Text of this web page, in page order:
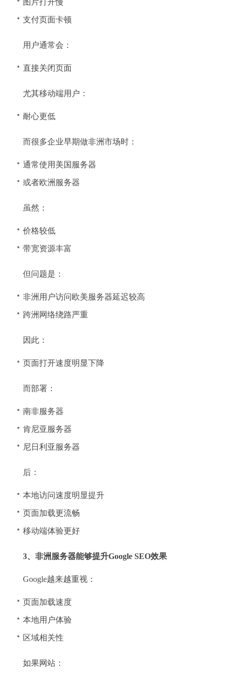
支付页面卡顿
用户通常会：
直接关闭页面
尤其移动端用户：
耐心更低
而很多企业早期做非洲市场时：
通常使用美国服务器
或者欧洲服务器
虽然：
价格较低
带宽资源丰富
但问题是：
非洲用户访问欧美服务器延迟较高
跨洲网络绕路严重
因此：
页面打开速度明显下降
而部署：
南非服务器
肯尼亚服务器
尼日利亚服务器
后：
本地访问速度明显提升
页面加载更流畅
移动端体验更好
3、非洲服务器能够提升Google SEO效果
Google越来越重视：
页面加载速度
本地用户体验
区域相关性
如果网站：